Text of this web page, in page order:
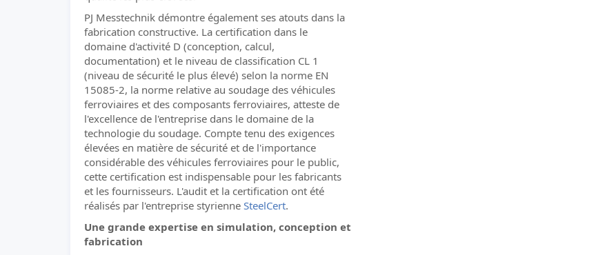
PJ Messtechnik démontre également ses atouts dans la
fabrication constructive. La certification dans le
domaine d'activité D (conception, calcul,
documentation) et le niveau de classification CL 1
(niveau de sécurité le plus élevé) selon la norme EN
15085-2, la norme relative au soudage des véhicules
ferroviaires et des composants ferroviaires, atteste de
l'excellence de l'entreprise dans le domaine de la
technologie du soudage. Compte tenu des exigences
élevées en matière de sécurité et de l'importance
considérable des véhicules ferroviaires pour le public,
cette certification est indispensable pour les fabricants
et les fournisseurs. L'audit et la certification ont été
réalisés par l'entreprise styrienne SteelCert.
Une grande expertise en simulation, conception et
fabrication